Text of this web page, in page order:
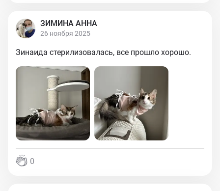
ЗИМИНА АННА
26 ноября 2025
Зинаида стерилизовалась, все прошло хорошо.
0